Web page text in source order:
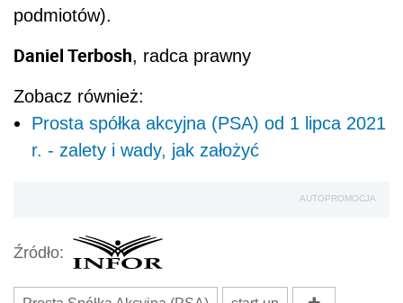
podmiotów).
Daniel Terbosh, radca prawny
Zobacz również:
Prosta spółka akcyjna (PSA) od 1 lipca 2021
r. - zalety i wady, jak założyć
AUTOPROMOCJA
Źródło: